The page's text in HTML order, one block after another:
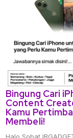
Bingung Cari
Content
Kamu
Membeli!